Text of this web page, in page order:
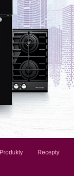
Produkty Recepty